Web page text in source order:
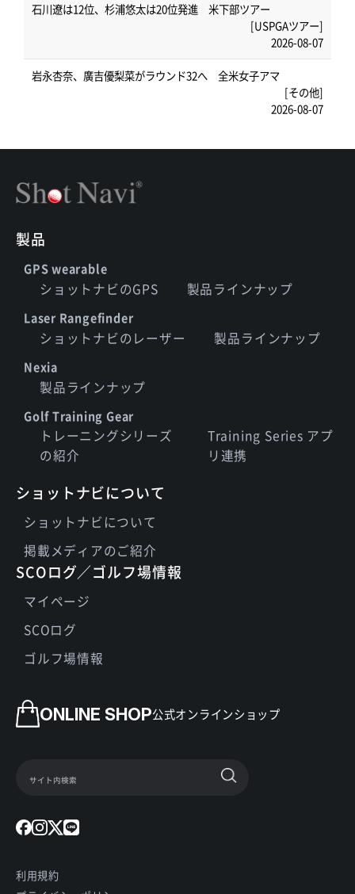
石川遼は12位、杉浦悠太は20位発進 米下部ツアー
[USPGAツアー]
2026-08-07
岩永杏奈、廣吉優梨菜がラウンド32へ 全米女子アマ
[その他]
2026-08-07
ONLINE SHOP公式オンラインショップ
利用規約
製品
GPS wearable
ショットナビのGPS 製品ラインナップ
Laser Rangefinder
ショットナビのレーザー 製品ラインナップ
Nexia
製品ラインナップ
Golf Training Gear
トレーニングシリーズ
の紹介
Training Series アプ
リ連携
ショットナビについて
ショットナビについて
掲載メディアのご紹介
SCOログ／ゴルフ場情報
マイページ
SCOログ
ゴルフ場情報